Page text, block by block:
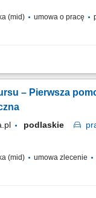
(mid) umowa o pracę
i operacyjne
opcji transportowych i
w bieżącej działalności;
– Pierwsza
podlaskie
(mid) umowa zlecenie